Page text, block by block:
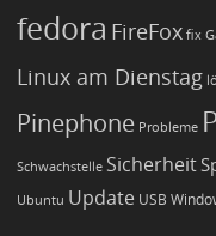
fedora FireFox fix
Linux am Dienstag
Pinephone Probleme
Schwachstelle Sicherheit
Ubuntu Update USB